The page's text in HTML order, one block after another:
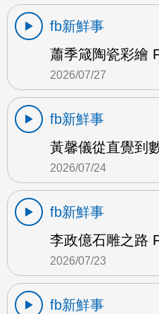
fb新鮮事
蕭季箴陶瓷彩繪
2026/07/27
fb新鮮事
黃馨儀從直覺到
2026/07/24
fb新鮮事
李政億石雕之路
2026/07/23
fb新鮮事